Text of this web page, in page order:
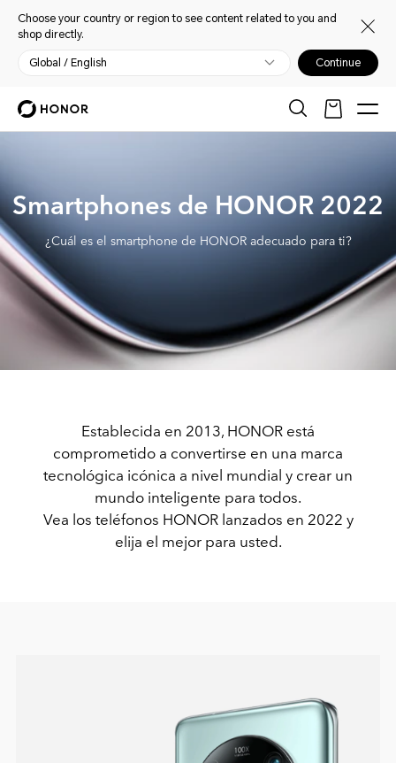
Choose your country or region to see content related to you and
shop directly.
Global / English Continue
Smartphones de HONOR 2022
¿Cuál es el smartphone de HONOR adecuado para ti?
Establecida en 2013, HONOR está
comprometido a convertirse en una marca
tecnológica icónica a nivel mundial y crear un
mundo inteligente para todos.
Vea los teléfonos HONOR lanzados en 2022 y
elija el mejor para usted.